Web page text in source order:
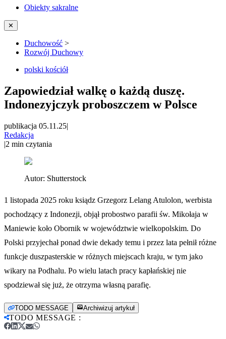
Obiekty sakralne
✕
Duchowość >
Rozwój Duchowy
polski kościół
Zapowiedział walkę o każdą duszę.
Indonezyjczyk proboszczem w Polsce
publikacja 05.11.25|
Redakcja
|2 min czytania
Autor: Shutterstock
1 listopada 2025 roku ksiądz Grzegorz Lelang Atulolon, werbista
pochodzący z Indonezji, objął probostwo parafii św. Mikołaja w
Maniewie koło Obornik w województwie wielkopolskim. Do
Polski przyjechał ponad dwie dekady temu i przez lata pełnił różne
funkcje duszpasterskie w różnych miejscach kraju, w tym jako
wikary na Podhalu. Po wielu latach pracy kapłańskiej nie
spodziewał się już, że otrzyma własną parafię.
TODO MESSAGE Archiwizuj artykuł
TODO MESSAGE :